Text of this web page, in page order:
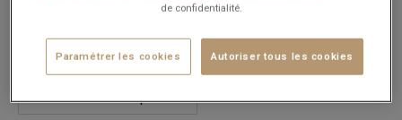
de confidentialité.
Paramétrer les cookies Autoriser tous les cookies